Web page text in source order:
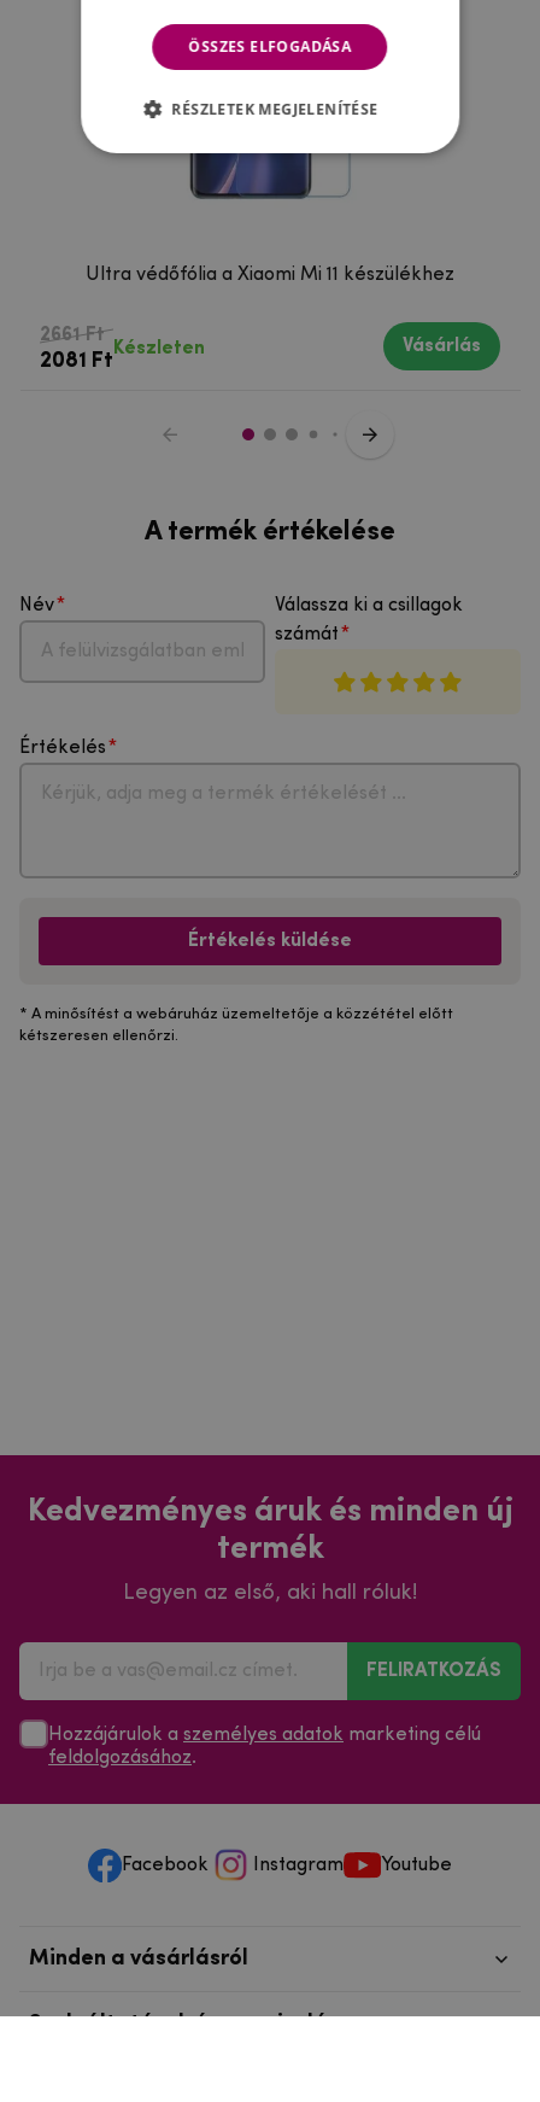
Ultra védőfólia a Xiaomi Mi 11 készülékhez
2661 Ft
2081 Ft
Készleten Vásárlás
A termék értékelése
Név
Válassza ki a csillagok
számát
Értékelés
Értékelés küldése
* A minősítést a webáruház üzemeltetője a közzététel előtt
kétszeresen ellenőrzi.
Kedvezményes áruk és minden új
termék
Legyen az első, aki hall róluk!
FELIRATKOZÁS
Hozzájárulok a személyes adatok marketing célú
feldolgozásához.
Facebook Instagram Youtube
Minden a vásárlásról
ÖSSZES ELFOGADÁSA
RÉSZLETEK MEGJELENÍTÉSE